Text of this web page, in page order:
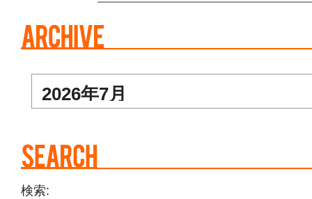
検索: